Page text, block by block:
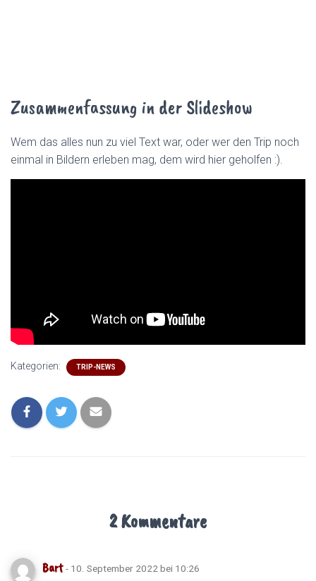
Zusammenfassung in der Slideshow
Wem das alles nun zu viel Text war, oder wer den Trip noch
einmal in Bildern erleben mag, dem wird hier geholfen :).
Kategorien: TRIP-NEWS
2 Kommentare
Bart- 10. September 2022 bei 10:26